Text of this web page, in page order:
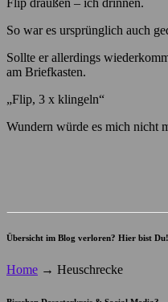
Flip draußen – ich drinnen.
So war es ursprünglich auch
Sollte er allerdings
am Briefkasten.
„Flip, 3 x klingeln“
Wundern würde es mich nicht
Übersicht im Blog verloren? Hier bist Du!
Home → Heuschrecke